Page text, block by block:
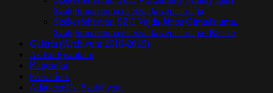
Szakgimnáziuma és Szakközépiskolája
Székesfehérvári SZC Vajda János Gimnáziuma,
Szakgimnáziuma és Szakközépiskolája -Bicske
Galéria (Archívum 2016-2019)
Az Én Éjszakám
Kapcsolat
Friss hírek
Adatkezelési Szabályzat